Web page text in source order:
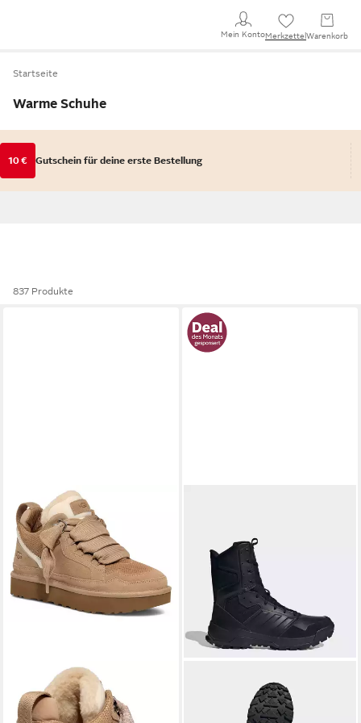
Mein KontoMerkzettel Warenkorb
Startseite
Warme Schuhe
10 € Gutschein für deine erste Bestellung
837 Produkte